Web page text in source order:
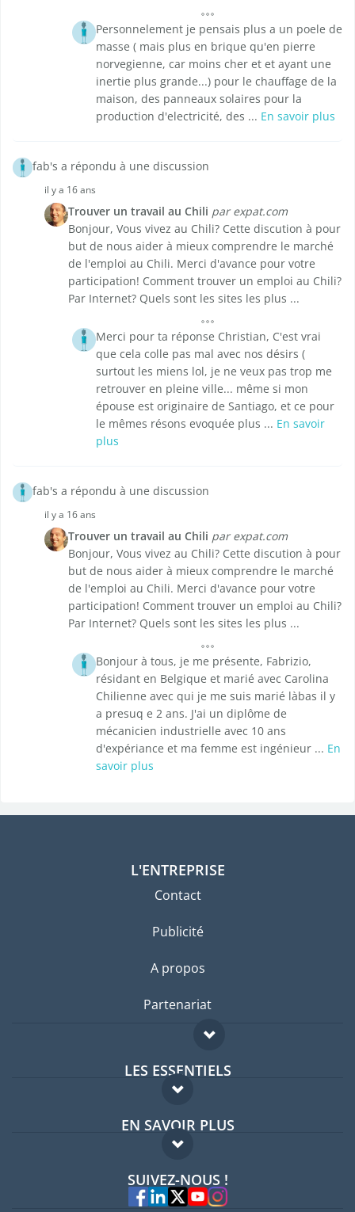
Personnelement je pensais plus a un poele de
masse ( mais plus en brique qu'en pierre
norvegienne, car moins cher et et ayant une
inertie plus grande...) pour le chauffage de la
maison, des panneaux solaires pour la
production d'electricité, des ... En savoir plus
fab's a répondu à une discussion
il y a 16 ans
Trouver un travail au Chili par expat.com
Bonjour, Vous vivez au Chili? Cette discution à pour
but de nous aider à mieux comprendre le marché
de l'emploi au Chili. Merci d'avance pour votre
participation! Comment trouver un emploi au Chili?
Par Internet? Quels sont les sites les plus ...
Merci pour ta réponse Christian, C'est vrai
que cela colle pas mal avec nos désirs (
surtout les miens lol, je ne veux pas trop me
retrouver en pleine ville... même si mon
épouse est originaire de Santiago, et ce pour
le mêmes résons evoquée plus ... En savoir
plus
fab's a répondu à une discussion
il y a 16 ans
Trouver un travail au Chili par expat.com
Bonjour, Vous vivez au Chili? Cette discution à pour
but de nous aider à mieux comprendre le marché
de l'emploi au Chili. Merci d'avance pour votre
participation! Comment trouver un emploi au Chili?
Par Internet? Quels sont les sites les plus ...
Bonjour à tous, je me présente, Fabrizio,
résidant en Belgique et marié avec Carolina
Chilienne avec qui je me suis marié làbas il y
a presuq e 2 ans. J'ai un diplôme de
mécanicien industrielle avec 10 ans
d'expériance et ma femme est ingénieur ... En
savoir plus
L'ENTREPRISE
Contact
Publicité
A propos
Partenariat
LES ESSENTIELS
Forum expatriés
Guides pays
EN SAVOIR PLUS
FAQ
Experts
SUIVEZ-NOUS !